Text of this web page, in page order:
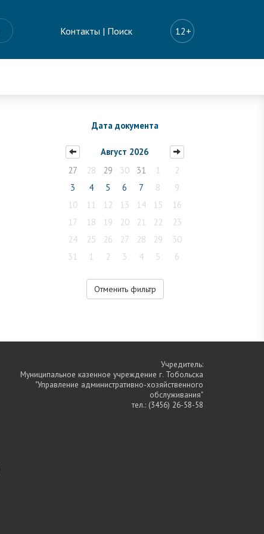
Контакты | Поиск 12+
Дата документа
Август 2026
27
28 29 30 31 1
2
3
4 5 6 7 8
9
10
11 12 13 14 15
16
17
18 19 20 21 22
23
24
25 26 27 28 29
30
31
1 2 3 4 5 6
Отменить фильтр
Учредитель:
Муниципальное казенное учреждение г. Тобольска
"Управление административно-хозяйственного
обслуживания"
тел.: (3456) 26-58-58